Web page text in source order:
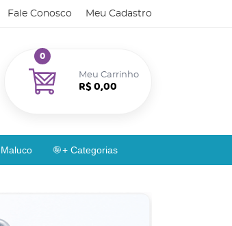
Fale Conosco Meu Cadastro
Meu Carrinho
0
R$ 0,00
+ Categorias